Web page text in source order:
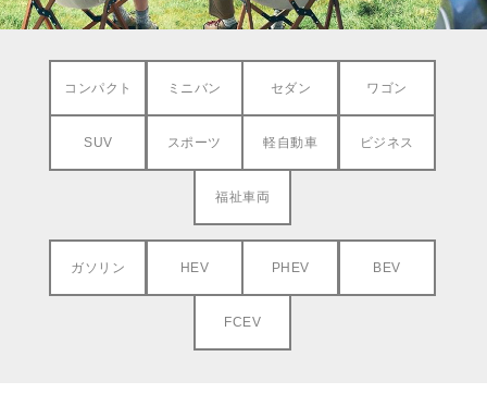
コンパクト ミニバン セダン ワゴン
SUV スポーツ 軽自動車 ビジネス
福祉車両
ガソリン HEV PHEV BEV
FCEV